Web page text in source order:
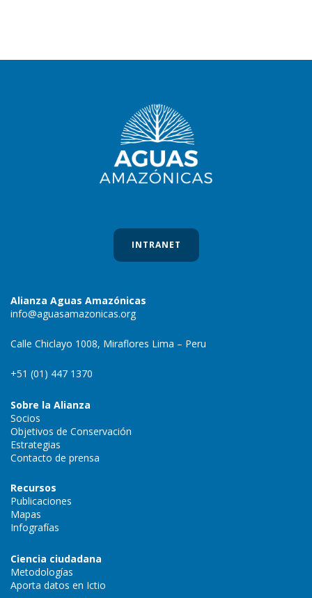
INTRANET
Alianza Aguas Amazónicas
info@aguasamazonicas.org
Calle Chiclayo 1008, Miraflores Lima – Peru
+51 (01) 447 1370
Sobre la Alianza
Socios
Objetivos de Conservación
Estrategias
Contacto de prensa
Recursos
Publicaciones
Mapas
Infografías
Ciencia ciudadana
Metodologías
Aporta datos en Ictio